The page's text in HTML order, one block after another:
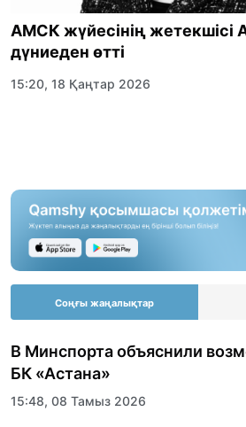
АМСК жүйесінің жетекшісі
дүниеден өтті
15:20, 18 Қаңтар 2026
Соңғы жаңалықтар
В Минспорта объяснили
БК «Астана»
15:48, 08 Тамыз 2026